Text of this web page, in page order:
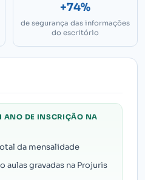
+74%
de segurança das informações
do escritório
ANO DE INSCRIÇÃO NA
da mensalidade
aulas gravadas na Projuris